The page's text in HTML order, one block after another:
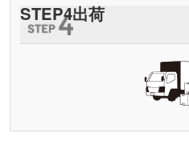
STEP4出荷